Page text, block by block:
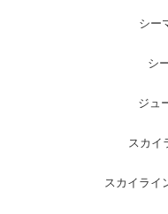
シー
シ
ジュ
スカイ
スカイライ